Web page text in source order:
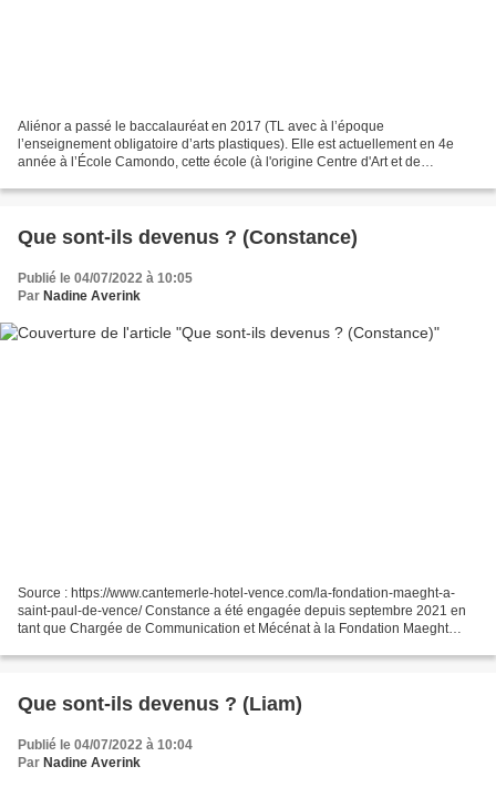
Aliénor a passé le baccalauréat en 2017 (TL avec à l’époque
l’enseignement obligatoire d’arts plastiques). Elle est actuellement en 4e
année à l’École Camondo, cette école (à l'origine Centre d'Art et de
Que sont-ils devenus ? (Constance)
Publié le 04/07/2022 à 10:05
Par Nadine Averink
Source : https://www.cantemerle-hotel-vence.com/la-fondation-maeght-a-
saint-paul-de-vence/ Constance a été engagée depuis septembre 2021 en
tant que Chargée de Communication et Mécénat à la Fondation Maeght
Que sont-ils devenus ? (Liam)
Publié le 04/07/2022 à 10:04
Par Nadine Averink